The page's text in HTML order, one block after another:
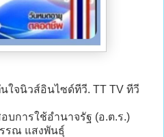
ใจนิวส์อินไซด์ทีวี. TT TV ทีวี
บการใช้อำนาจรัฐ (อ.ต.ร.)
รรณ แสงพันธุ์